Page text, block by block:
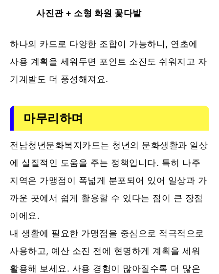
사진관 + 소형 화원 꽃다발
하나의 카드로 다양한 조합이 가능하니, 연초에
사용 계획을 세워두면 포인트 소진도 쉬워지고 자
기계발도 더 풍성해져요.
마무리하며
전남청년문화복지카드는 청년의 문화생활과 일상
에 실질적인 도움을 주는 정책입니다. 특히 나주
지역은 가맹점이 폭넓게 분포되어 있어 일상과 가
까운 곳에서 쉽게 활용할 수 있다는 점이 큰 장점
이에요.
내 생활에 필요한 가맹점을 중심으로 적극적으로
사용하고, 예산 소진 전에 현명하게 계획을 세워
활용해 보세요. 사용 경험이 많아질수록 더 많은